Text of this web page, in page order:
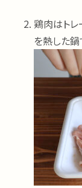
鶏肉はトレ
を熱した鍋